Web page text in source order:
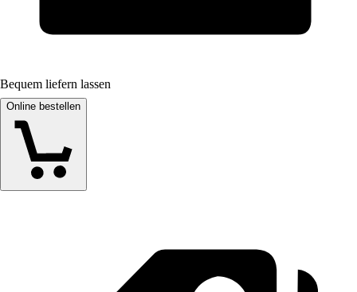
Bequem liefern lassen
Online bestellen